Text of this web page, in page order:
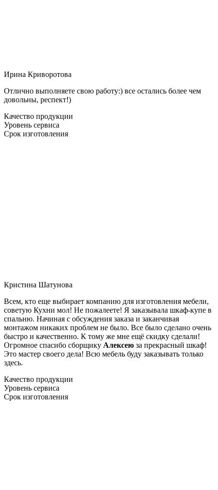
Ирина Криворотова
Отлично выполняете свою работу:) все остались более чем
довольны, респект!)
Качество продукции
Уровень сервиса
Срок изготовления
Кристина Шатунова
Всем, кто еще выбирает компанию для изготовления мебели,
советую Кухни мол! Не пожалеете! Я заказывала шкаф-купе в
спальню. Начиная с обсуждения заказа и заканчивая
монтажом никаких проблем не было. Все было сделано очень
быстро и качественно. К тому же мне ещё скидку сделали!
Огромное спасибо сборщику Алексею за прекрасный шкаф!
Это мастер своего дела! Всю мебель буду заказывать только
здесь.
Качество продукции
Уровень сервиса
Срок изготовления